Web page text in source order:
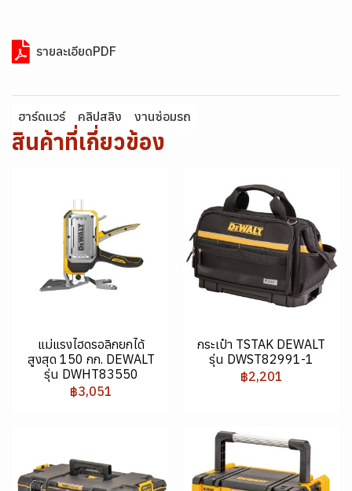
รายละเอียดPDF
ฮาร์ดแวร์ คลิปสลิง งานซ่อมรถ
สินค้าที่เกี่ยวข้อง
แม่แรงไฮดรอลิกยกได้
สูงสุด 150 กก. DEWALT
รุ่น DWHT83550
฿3,051
กระเป๋า TSTAK DEWALT
รุ่น DWST82991-1
฿2,201